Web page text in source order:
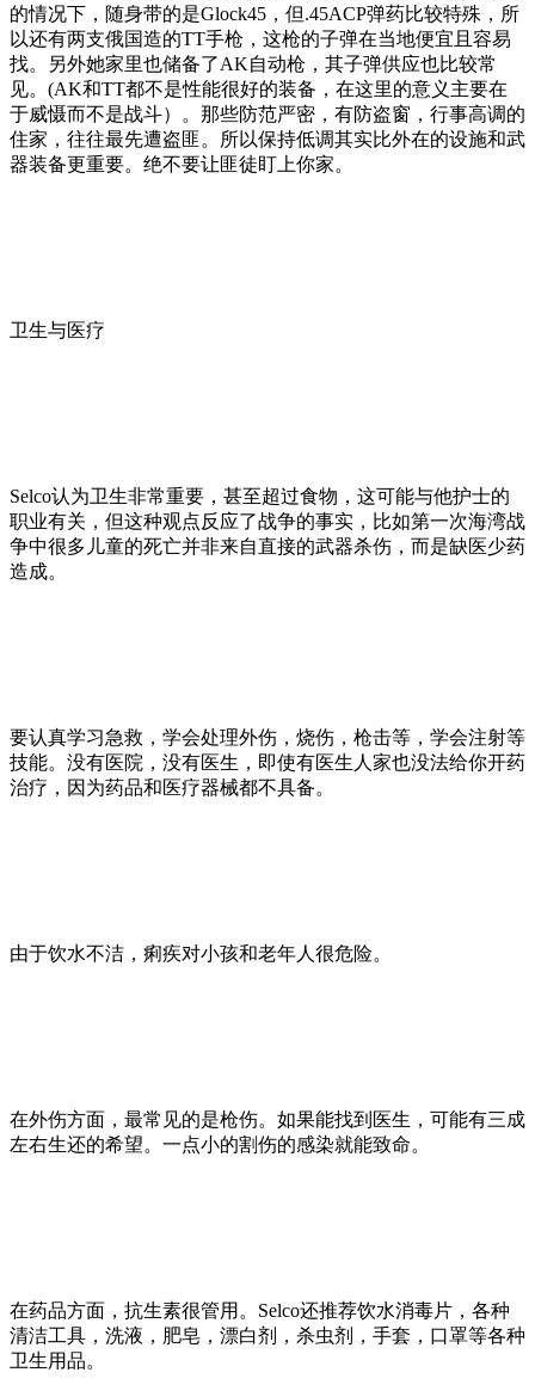
的情况下，随身带的是Glock45，但.45ACP弹药比较特殊，所
以还有两支俄国造的TT手枪，这枪的子弹在当地便宜且容易
找。另外她家里也储备了AK自动枪，其子弹供应也比较常
见。(AK和TT都不是性能很好的装备，在这里的意义主要在
于威慑而不是战斗）。那些防范严密，有防盗窗，行事高调的
住家，往往最先遭盗匪。所以保持低调其实比外在的设施和武
器装备更重要。绝不要让匪徒盯上你家。
卫生与医疗
Selco认为卫生非常重要，甚至超过食物，这可能与他护士的
职业有关，但这种观点反应了战争的事实，比如第一次海湾战
争中很多儿童的死亡并非来自直接的武器杀伤，而是缺医少药
造成。
要认真学习急救，学会处理外伤，烧伤，枪击等，学会注射等
技能。没有医院，没有医生，即使有医生人家也没法给你开药
治疗，因为药品和医疗器械都不具备。
由于饮水不洁，痢疾对小孩和老年人很危险。
在外伤方面，最常见的是枪伤。如果能找到医生，可能有三成
左右生还的希望。一点小的割伤的感染就能致命。
在药品方面，抗生素很管用。Selco还推荐饮水消毒片，各种
清洁工具，洗液，肥皂，漂白剂，杀虫剂，手套，口罩等各种
卫生用品。